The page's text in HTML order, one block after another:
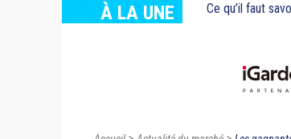
À LA UNE Ce qu’il faut